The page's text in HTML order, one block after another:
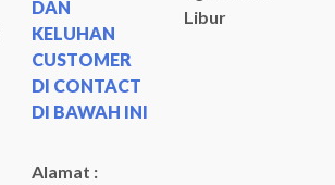
DAN
KELUHAN
CUSTOMER
DI CONTACT
DI BAWAH INI
Alamat :
Libur